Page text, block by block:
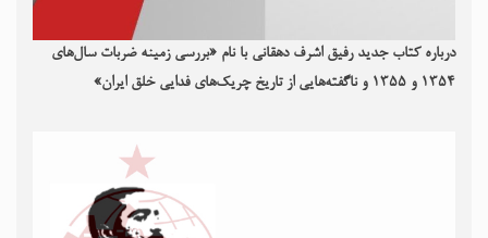
درباره کتاب جدید رفیق اشرف دهقانی با نام «بررسی زمینه ضربات سال‌های
۱۳۵۴ و ۱۳۵۵ و ناگفته‌هایی از تاریخ چریک‌های فدایی خلق ایران»